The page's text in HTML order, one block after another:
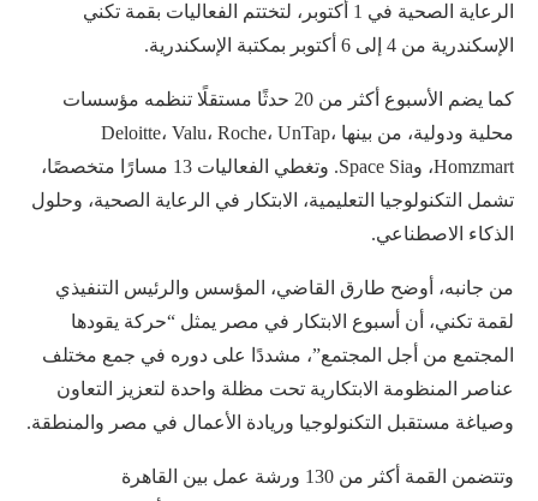
الرعاية الصحية في 1 أكتوبر، لتختتم الفعاليات بقمة تكني
الإسكندرية من 4 إلى 6 أكتوبر بمكتبة الإسكندرية.
كما يضم الأسبوع أكثر من 20 حدثًا مستقلًا تنظمه مؤسسات
محلية ودولية، من بينها Deloitte، Valu، Roche، UnTap،
Homzmart، وSpace Sia. وتغطي الفعاليات 13 مسارًا متخصصًا،
تشمل التكنولوجيا التعليمية، الابتكار في الرعاية الصحية، وحلول
الذكاء الاصطناعي.
من جانبه، أوضح طارق القاضي، المؤسس والرئيس التنفيذي
لقمة تكني، أن أسبوع الابتكار في مصر يمثل “حركة يقودها
المجتمع من أجل المجتمع”، مشددًا على دوره في جمع مختلف
عناصر المنظومة الابتكارية تحت مظلة واحدة لتعزيز التعاون
وصياغة مستقبل التكنولوجيا وريادة الأعمال في مصر والمنطقة.
وتتضمن القمة أكثر من 130 ورشة عمل بين القاهرة